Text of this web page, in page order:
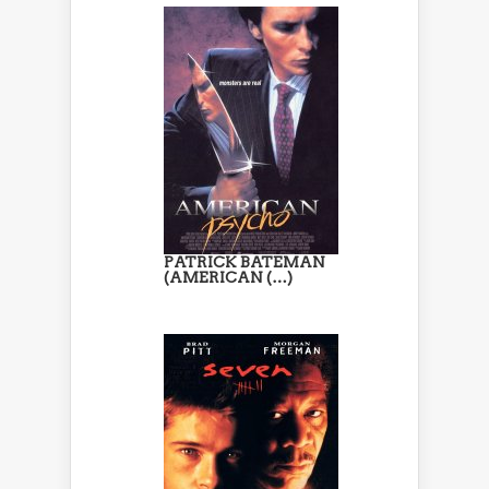
PATRICK BATEMAN
(AMERICAN (…)